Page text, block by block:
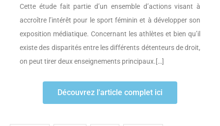
Cette étude fait partie d’un ensemble d’actions visant à
accroître l’intérêt pour le sport féminin et à développer son
exposition médiatique. Concernant les athlètes et bien qu’il
existe des disparités entre les différents détenteurs de droit,
on peut tirer deux enseignements principaux.[…]
Découvrez l'article complet ici